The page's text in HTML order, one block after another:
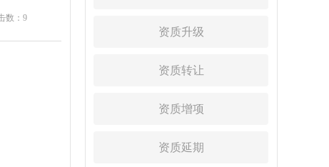
数： 9
资质升级
资质转让
资质增项
资质延期